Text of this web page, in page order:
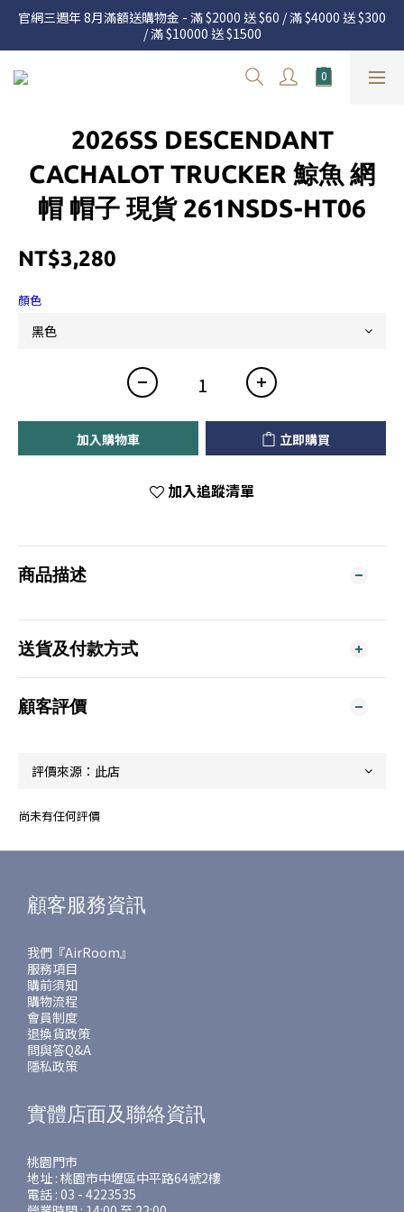
官網三週年 8月滿額送購物金 - 滿 $2000 送 $60 / 滿 $4000 送 $300
/ 滿 $10000 送 $1500
官網三週年 8月滿額送購物金 - 滿 $2000 送 $60 / 滿 $4000 送 $300
/ 滿 $10000 送 $1500
7.22 – 8.13 日本連線中，絕對讓你買到爆
度請詳閱公告
官網三週年 8月滿額送購物金 - 滿 $2000 送 $60 / 滿 $4000 送 $300
/ 滿 $10000 送 $1500
2026SS DESCENDANT
CACHALOT TRUCKER 鯨魚 網
帽 帽子 現貨 261NSDS-HT06
NT$3,280
顏色
加入購物車 立即購買
加入追蹤清單
商品描述
送貨及付款方式
顧客評價
尚未有任何評價
顧客服務資訊
我們『AirRoom』
服務項目
購前須知
購物流程
會員制度
退換貨政策
問與答Q&A
隱私政策
實體店面及聯絡資訊
桃園門市
地址 : 桃園市中壢區中平路64號2樓
電話 : 03 - 4223535